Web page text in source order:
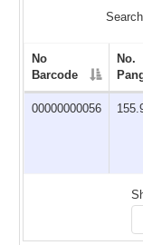
No
Barcode
No.
00000000056